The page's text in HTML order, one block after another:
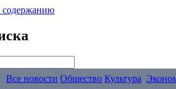
содержанию
Все новости Общество Культура